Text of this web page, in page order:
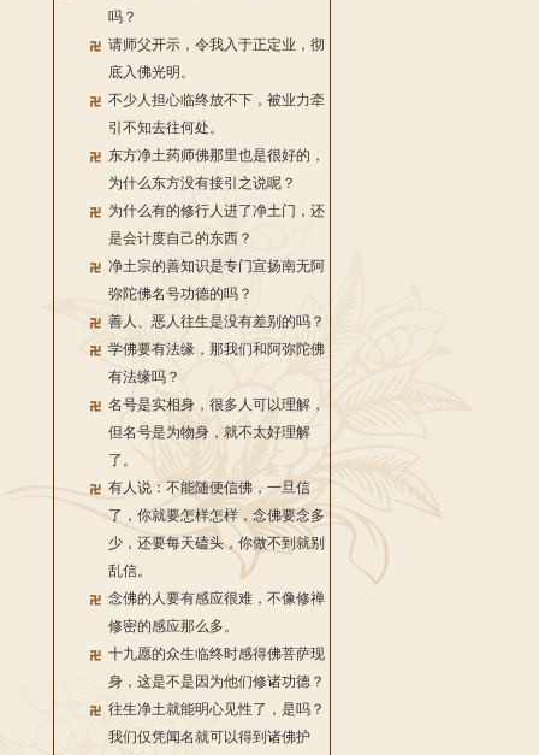
吗？
请师父开示，令我入于正定业，彻
底入佛光明。
不少人担心临终放不下，被业力牵
引不知去往何处。
东方净土药师佛那里也是很好的，
为什么东方没有接引之说呢？
为什么有的修行人进了净土门，还
是会计度自己的东西？
净土宗的善知识是专门宣扬南无阿
弥陀佛名号功德的吗？
善人、恶人往生是没有差别的吗？
学佛要有法缘，那我们和阿弥陀佛
有法缘吗？
名号是实相身，很多人可以理解，
但名号是为物身，就不太好理解
了。
有人说：不能随便信佛，一旦信
了，你就要怎样怎样，念佛要念多
少，还要每天磕头，你做不到就别
乱信。
念佛的人要有感应很难，不像修禅
修密的感应那么多。
十九愿的众生临终时感得佛菩萨现
身，这是不是因为他们修诸功德？
往生净土就能明心见性了，是吗？
我们仅凭闻名就可以得到诸佛护